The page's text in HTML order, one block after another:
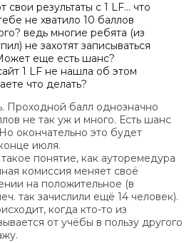
свои результаты с 1 LF… что
не хватило 10 баллов
ведь многие ребята (из
не захотят записываться
еще есть шанс?
1 LF не нашла об этом
что делать?
Проходной балл однозначно
не так уж и много. Есть шанс
окончательно это будет
июля.
понятие, как ауторемедура
комиссия меняет своё
на положительное (в
так зачислили ещё 14 человек).
когда кто-то из
от учёбы в пользу другого